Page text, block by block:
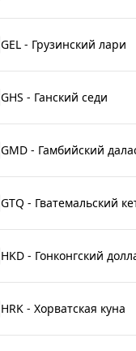
GEL - Грузинский лари
GHS - Ганский седи
GMD - Гамбийский
GTQ - Гватемальский
HKD - Гонконгский
HRK - Хорватская куна